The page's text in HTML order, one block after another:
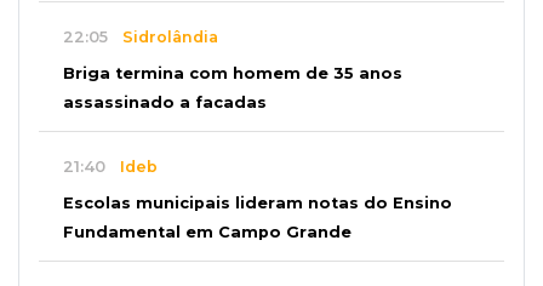
22:05 Sidrolândia
Briga termina com homem de 35 anos
assassinado a facadas
21:40 Ideb
Escolas municipais lideram notas do Ensino
Fundamental em Campo Grande